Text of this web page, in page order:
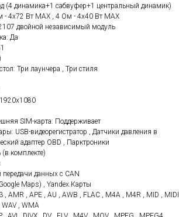
(4 динамика+1 сабвуфер+1 центральный динамик)
- 4x72 Вт МАХ , 4 Ом - 4x40 Вт МАХ
двойной независимый модуль
Да
Три лаунчера , Три стиля
SIM-карта: Поддерживает
USB-видеорегистратор , Датчики давления в
адаптер OBD , Парктроники
комплекте)
данных с CAN
Maps) , Yandex.Карты
AMR , APE , AU , AWB , FLAC , M4A , M4R , MID , MIDI
WAV , WMA